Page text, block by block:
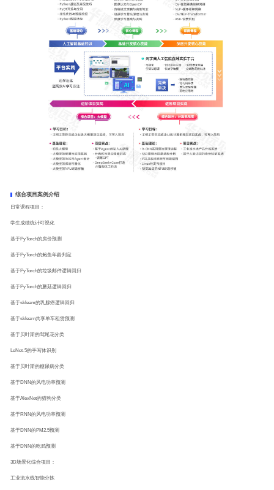
综合项目案例介绍
日常课程项目：
学生成绩统计可视化
基于PyTorch的房价预测
基于PyTorch的鲍鱼年龄判定
基于PyTorch的垃圾邮件逻辑回归
基于PyTorch的蘑菇逻辑回归
基于skleam的乳腺癌逻辑回归
基于sklearn共享单车租赁预测
基于贝叶斯的驾尾花分类
LeNet-5的手写体识别
基于贝叶斯的糖尿病分类
基于DNN的风电功率预测
基于AlexNet的猫狗分类
基于RNN的风电功率预测
基于DNN的PM2.5预测
基于DNN的吃鸡预测
3D场景化综合项目：
工业流水线智能分拣